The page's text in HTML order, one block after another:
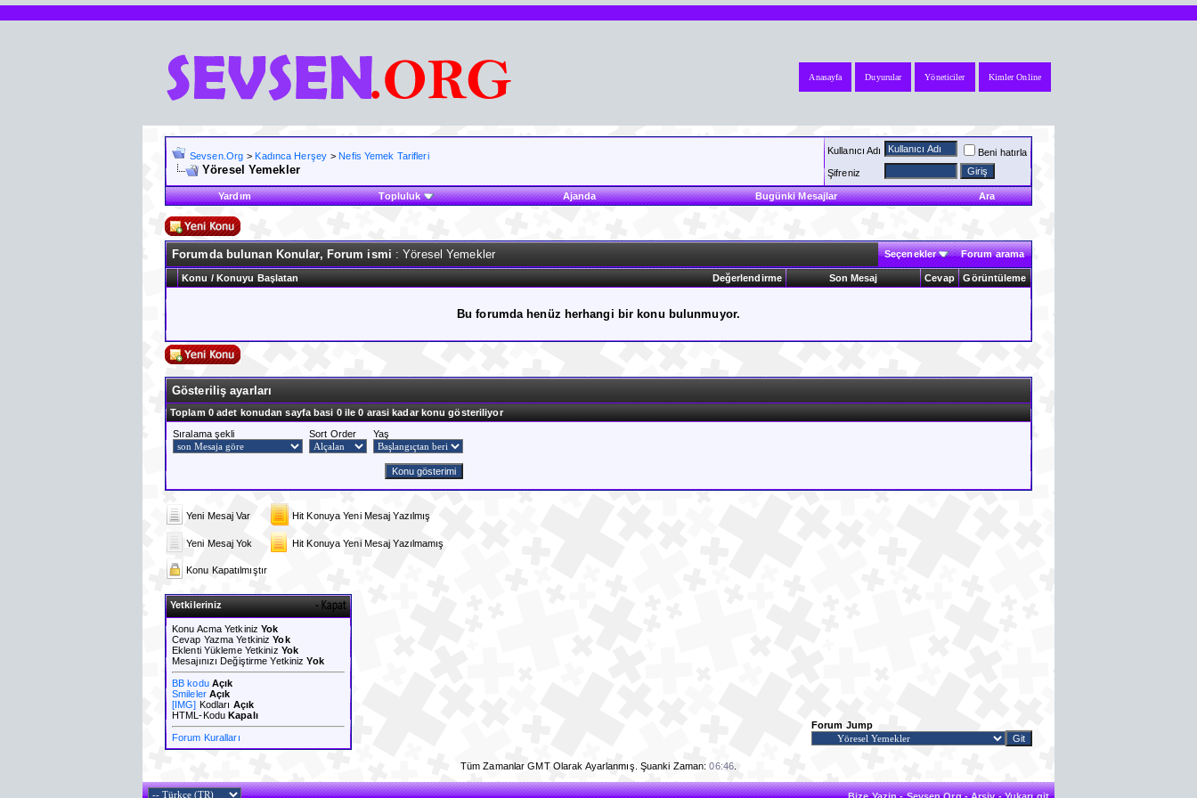
Kimler Online
Yöneticiler
Duyurular
Anasayfa
Sevsen.Org > Kadınca Herşey > Nefis Yemek Tarifleri
Yöresel Yemekler
Kullanıcı Adı
Beni hatırla
Şifreniz
Yardım Topluluk Ajanda Bugünki Mesajlar Ara
Forumda bulunan Konular, Forum ismi : Yöresel Yemekler Seçenekler Forum arama
Değerlendirme
Konu / Konuyu Başlatan Son Mesaj Cevap Görüntüleme
Bu forumda henüz herhangi bir konu bulunmuyor.
Gösteriliş ayarları
Toplam 0 adet konudan sayfa basi 0 ile 0 arasi kadar konu gösteriliyor
Sıralama şekli
Sort Order Yaş
Yeni Mesaj Var Hit Konuya Yeni Mesaj Yazılmış
Yeni Mesaj Yok Hit Konuya Yeni Mesaj Yazılmamış
Konu Kapatılmıştır
Yetkileriniz
Konu Acma YetkinizYok
Cevap Yazma YetkinizYok
Eklenti Yükleme Yetkiniz Yok
Mesajınızı Değiştirme YetkinizYok
BB kodu Açık
Smileler Açık
[IMG] Kodları Açık
HTML-KoduKapalı
Forum Kuralları
Forum Jump
Tüm Zamanlar GMT Olarak Ayarlanmış. Şuanki Zaman:06:46.